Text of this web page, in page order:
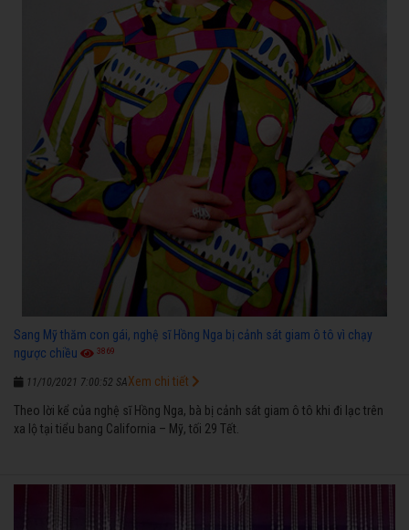
Sang Mỹ thăm con gái, nghệ sĩ Hồng Nga bị cảnh sát giam ô tô vì chạy
ngược chiều
3869
11/10/2021 7:00:52 SA
Theo lời kể của nghệ sĩ Hồng Nga, bà bị cảnh sát giam ô tô khi đi lạc trên
xa lộ tại tiểu bang California – Mỹ, tối 29 Tết.
Xem chi tiết